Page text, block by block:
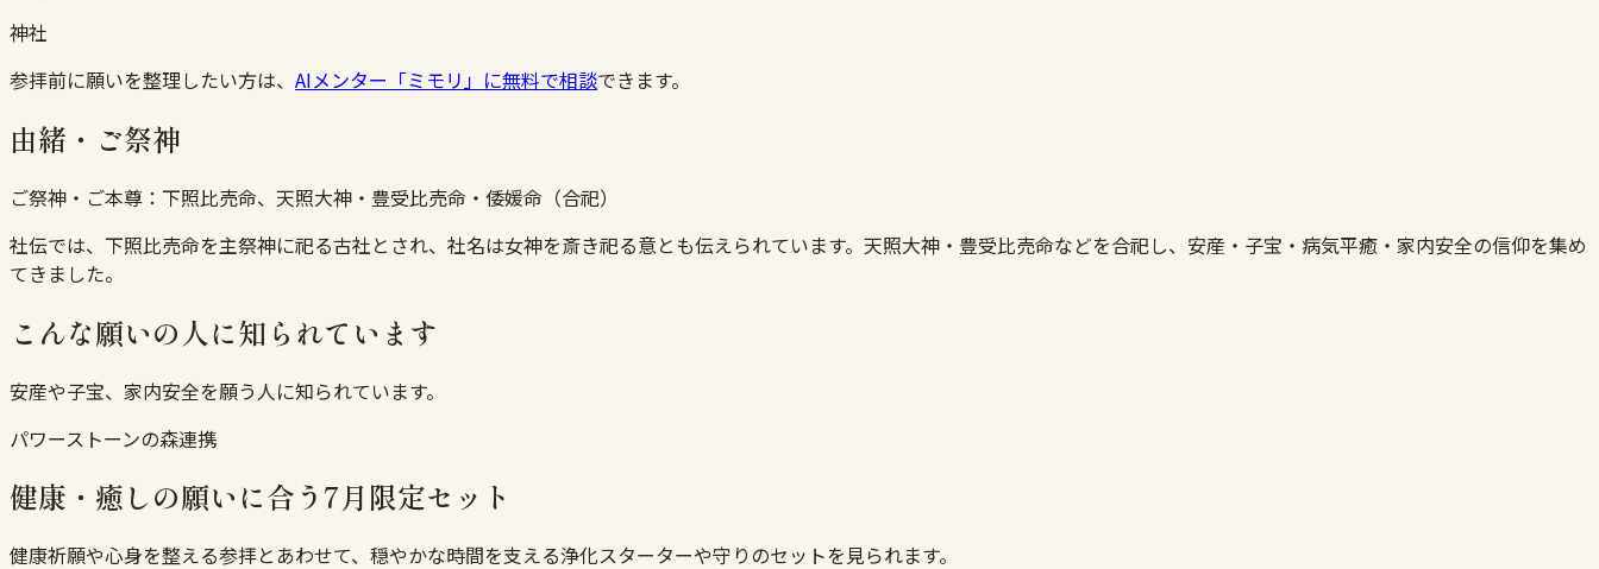
神社
参拝前に願いを整理したい方は、 AIメンター「ミモリ」に無料で相談できます。
由緒・ご祭神
ご祭神・ご本尊： 下照比売命、天照大神・豊受比売命・倭媛命（合祀）
社伝では、下照比売命を主祭神に祀る古社とされ、社名は女神を斎き祀る意とも伝えられています。天照大神・豊受比売命などを合祀し、安産・子宝・病気平癒・家内安全の信仰を集め
てきました。
こんな願いの人に知られています
安産や子宝、家内安全を願う人に知られています。
パワーストーンの森連携
健康・癒しの願いに合う7月限定セット
健康祈願や心身を整える参拝とあわせて、穏やかな時間を支える浄化スターターや守りのセットを見られます。